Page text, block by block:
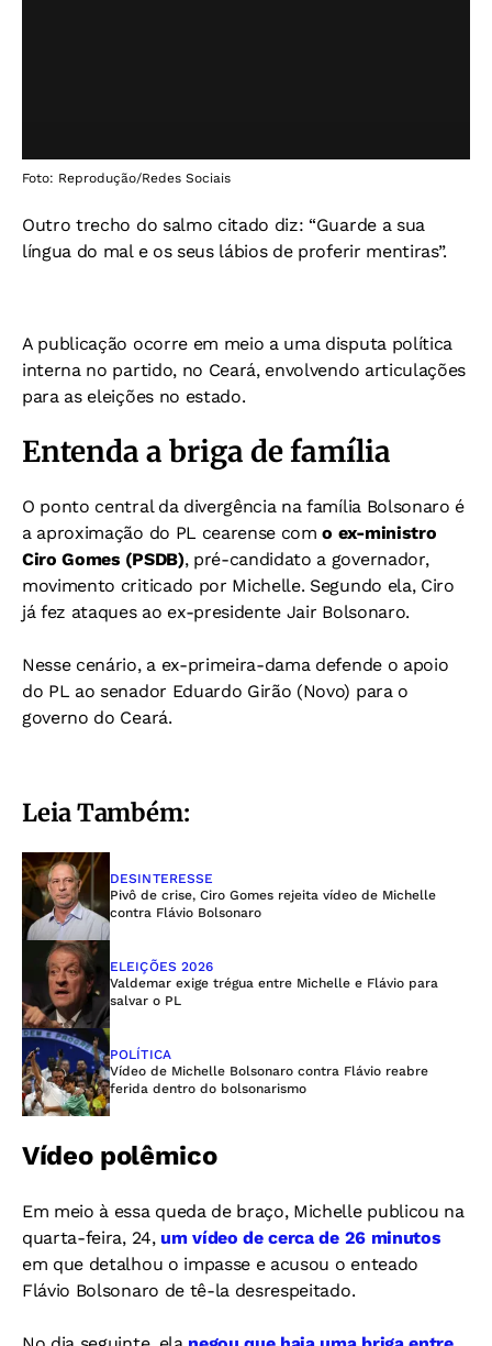
Foto: Reprodução/Redes Sociais
Outro trecho do salmo citado diz: “Guarde a sua
língua do mal e os seus lábios de proferir mentiras”.
A publicação ocorre em meio a uma disputa política
interna no partido, no Ceará, envolvendo articulações
para as eleições no estado.
Entenda a briga de família
O ponto central da divergência na família Bolsonaro é
a aproximação do PL cearense como ex-ministro
Ciro Gomes (PSDB), pré-candidato a governador,
movimento criticado por Michelle. Segundo ela, Ciro
já fez ataques ao ex-presidente Jair Bolsonaro.
Nesse cenário, a ex-primeira-dama defende o apoio
do PL ao senador Eduardo Girão (Novo) para o
governo do Ceará.
Leia Também:
DESINTERESSE
Pivô de crise, Ciro Gomes rejeita vídeo de Michelle
contra Flávio Bolsonaro
ELEIÇÕES 2026
Valdemar exige trégua entre Michelle e Flávio para
salvar o PL
POLÍTICA
Vídeo de Michelle Bolsonaro contra Flávio reabre
ferida dentro do bolsonarismo
Vídeo polêmico
Em meio à essa queda de braço, Michelle publicou na
quarta-feira, 24, um vídeo de cerca de 26 minutos
em que detalhou o impasse e acusou o enteado
Flávio Bolsonaro de tê-la desrespeitado.